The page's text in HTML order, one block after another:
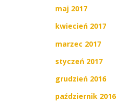
maj 2017
kwiecień 2017
marzec 2017
styczeń 2017
grudzień 2016
październik 2016